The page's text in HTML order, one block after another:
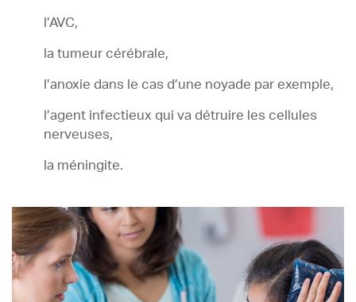
l’AVC,
la tumeur cérébrale,
l’anoxie dans le cas d’une noyade par exemple,
l’agent infectieux qui va détruire les cellules
nerveuses,
la méningite.